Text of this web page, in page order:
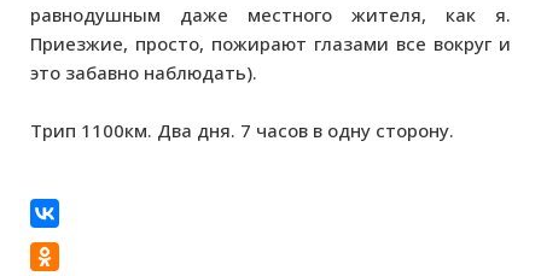
равнодушным даже местного жителя, как я.
Приезжие, просто, пожирают глазами все вокруг и
это забавно наблюдать).
Трип 1100км. Два дня. 7 часов в одну сторону.